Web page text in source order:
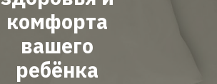
комфорта
вашего
ребёнка